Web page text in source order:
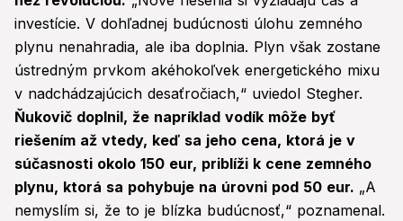
investície. V dohľadnej budúcnosti úlohu zemného
plynu nenahradia, ale iba doplnia. Plyn však zostane
ústredným prvkom akéhokoľvek energetického mixu
v nadchádzajúcich desaťročiach,“ uviedol Stegher.
Ňukovič doplnil, že napríklad vodík môže byť
riešením až vtedy, keď sa jeho cena, ktorá je v
súčasnosti okolo 150 eur, priblíži k cene zemného
plynu, ktorá sa pohybuje na úrovni pod 50 eur. „A
nemyslím si, že to je blízka budúcnosť,“ poznamenal.